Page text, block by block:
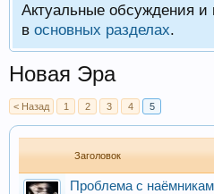
Актуальные обсуждения и
в основных разделах.
Новая Эра
< Назад 1 2 3 4 5
Заголовок
Проблема с